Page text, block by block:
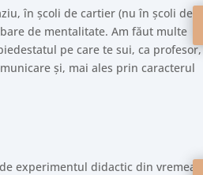
în școli de cartier (nu în școli de
de mentalitate. Am făut multe
pe care te sui, ca profesor,
și, mai ales prin caracterul
experimentul didactic din vremea